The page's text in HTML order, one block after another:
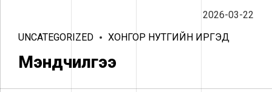
2026-03-22
UNCATEGORIZED
ХОНГОР НУТГИЙН ИРГЭД
Мэндчилгээ